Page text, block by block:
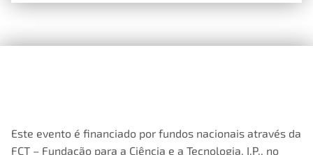
Este evento é financiado por fundos nacionais através da
FCT – Fundação para a Ciência e a Tecnologia, I.P., no